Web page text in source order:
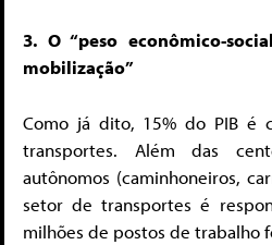
3. O “peso econômico-
mobilização”
Como já dito, 15% do PIB é
transportes. Além das
autônomos (caminhoneiros,
setor de transportes é
milhões de postos de trabalho